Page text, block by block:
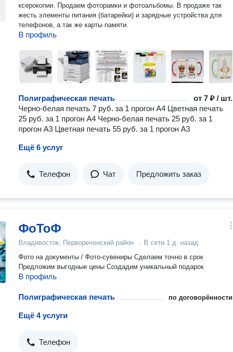
ксерокопии. Продаем фоторамки и фотоальбомы. В продаже так
жесть элементы питания (батарейки) и зарядные устройства для
телефонов, а так же карты памяти.
В профиль
Полиграфическая печать от7 ₽ / шт.
Черно-белая печать 7 руб. за 1 прогон А4 Цветная печать
25 руб. за 1 прогон А4 Черно-белая печать 25 руб. за 1
прогон А3 Цветная печать 55 руб. за 1 прогон А3
Ещё 6 услуг
Телефон Чат Предложить заказ
ФоТоФ
Владивосток, Первореченский район · В сети 1 д. назад
Фото на документы / Фото-сувениры Сделаем точно в срок
Предложим выгодные цены Создадим уникальный подарок
В профиль
Полиграфическая печать по договорённости
Ещё 4 услуги
Телефон